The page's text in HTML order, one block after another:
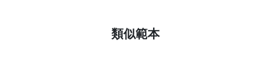
類似範本
了解更多